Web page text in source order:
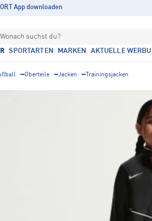
App downloaden
Wonach suchst du?
SPORTARTEN MARKEN AKTUELLE
Oberteile Jacken Trainingsjacken